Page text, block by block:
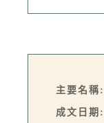
主要名稱:
成文日期: